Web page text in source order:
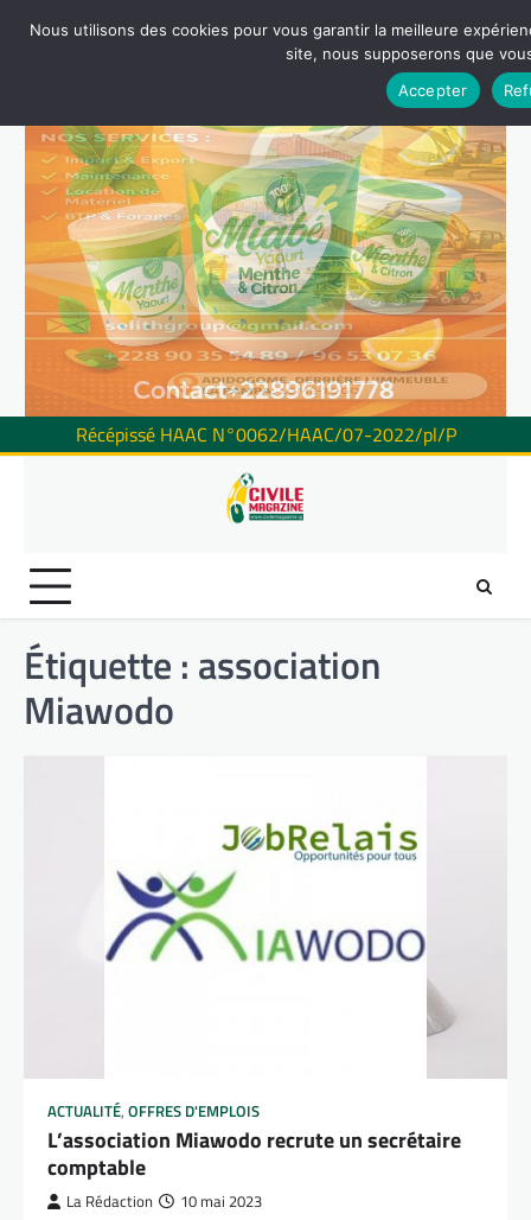
Récépissé HAAC N°0062/HAAC/07-2022/pl/P
Étiquette : association
Miawodo
ACTUALITÉ, OFFRES D'EMPLOIS
L’association Miawodo recrute un secrétaire
comptable
La Rédaction 10 mai 2023
Nous utilisons des cookies pour vous garantir la meilleure
site, nous supposerons que
Accepter